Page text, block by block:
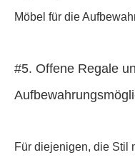
Möbel für die
#5. Offene Regale
Für diejenigen, die Stil